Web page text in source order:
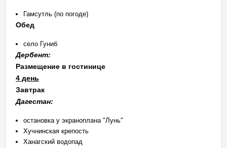
Гамсутль (по погоде)
Обед
село Гуниб
Дербент:
Размещение в гостинице
4 день
Завтрак
Дагестан:
остановка у экраноплана "Лунь"
Хучнинская крепость
Ханагский водопад